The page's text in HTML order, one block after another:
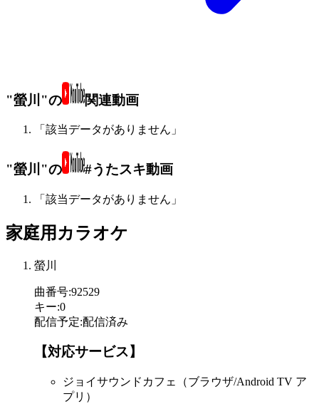
"螢川"の 関連動画
「該当データがありません」
"螢川"の #うたスキ動画
「該当データがありません」
家庭用カラオケ
螢川
曲番号:92529
キー:0
配信予定:配信済み
【対応サービス】
ジョイサウンドカフェ（ブラウザ/Android TV ア
プリ）